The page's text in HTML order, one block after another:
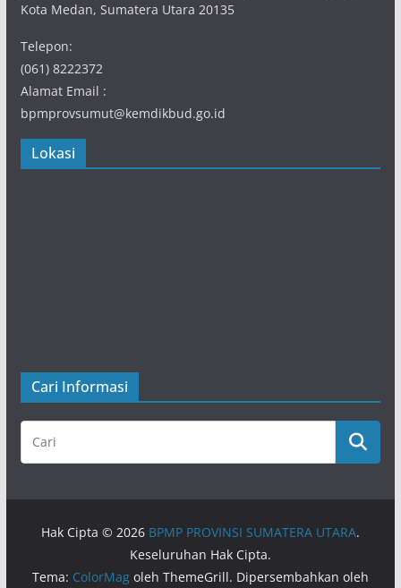
Kota Medan, Sumatera Utara 20135
Telepon:
(061) 8222372
Alamat Email :
bpmprovsumut@kemdikbud.go.id
Lokasi
Cari Informasi
Hak Cipta © 2026 BPMP PROVINSI SUMATERA UTARA.
Keseluruhan Hak Cipta.
Tema: ColorMagoleh ThemeGrill. Dipersembahkan oleh